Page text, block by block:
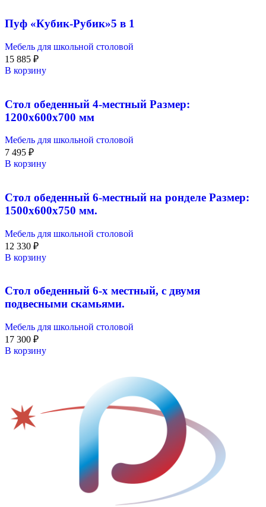
Пуф «Кубик-Рубик»5 в 1
Мебель для школьной столовой
15 885 ₽
В корзину
Стол обеденный 4-местный Размер:
1200х600х700 мм
Мебель для школьной столовой
7 495 ₽
В корзину
Стол обеденный 6-местный на ронделе Размер:
1500х600х750 мм.
Мебель для школьной столовой
12 330 ₽
В корзину
Стол обеденный 6-х местный, с двумя
подвесными скамьями.
Мебель для школьной столовой
17 300 ₽
В корзину